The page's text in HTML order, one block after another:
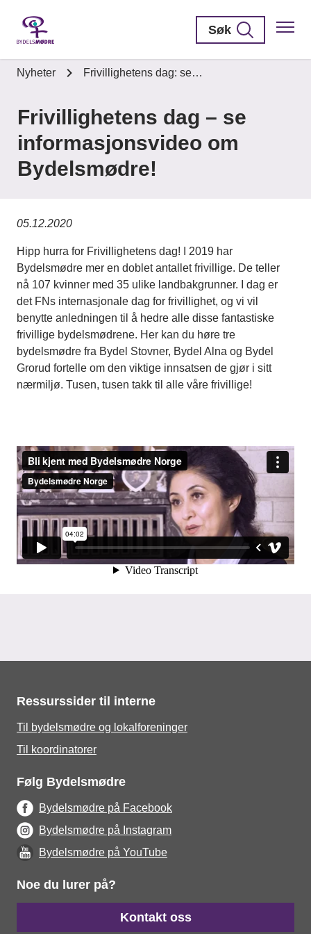
Søk
Nyheter Frivillighetens dag: se…
Frivillighetens dag – se
informasjonsvideo om
Bydelsmødre!
05.12.2020
Hipp hurra for Frivillighetens dag! I 2019 har
Bydelsmødre mer en doblet antallet frivillige. De teller
nå 107 kvinner med 35 ulike landbakgrunner. I dag er
det FNs internasjonale dag for frivillighet, og vi vil
benytte anledningen til å hedre alle disse fantastiske
frivillige bydelsmødrene. Her kan du høre tre
bydelsmødre fra Bydel Stovner, Bydel Alna og Bydel
Grorud fortelle om den viktige innsatsen de gjør i sitt
nærmiljø. Tusen, tusen takk til alle våre frivillige!
Ressurssider til interne
Til bydelsmødre og lokalforeninger
Til koordinatorer
Følg Bydelsmødre
Bydelsmødre på Facebook
Bydelsmødre på Instagram
Bydelsmødre på YouTube
Noe du lurer på?
Kontakt oss